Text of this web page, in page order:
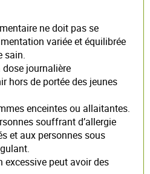
ne doit pas se
variée et équilibrée
sain.
dose journalière
hors de portée des jeunes
enceintes ou allaitantes.
souffrant d’allergie
et aux personnes sous
excessive peut avoir des